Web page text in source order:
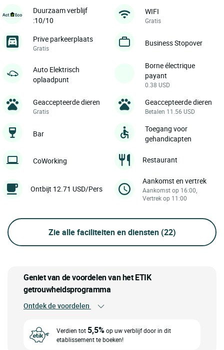
Duurzaam verblijf
:10/10
WIFI
Gratis
Prive parkeerplaats
Gratis
Business Stopover
Auto Elektrisch
oplaadpunt
Borne électrique
payant
0.38 USD
Geaccepteerde dieren
Gratis
Geaccepteerde dieren
Betalen 11.56 USD
Bar
Toegang voor
gehandicapten
CoWorking Restaurant
Ontbijt 12.71 USD/Pers
Aankomst en vertrek
Aankomst op 16:00,
Vertrek op 11:00
Zie alle faciliteiten en diensten (22)
Geniet van de voordelen van het ETIK
getrouwheidsprogramma
Ontdek de voordelen
Verdien tot 5,5%op uw verblijf door in dit
etablissement te boeken!